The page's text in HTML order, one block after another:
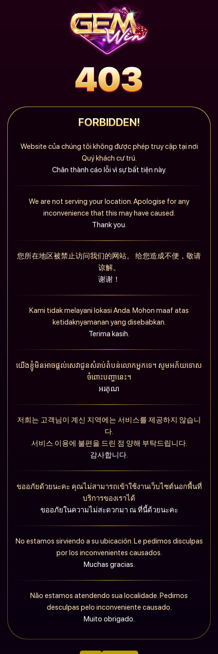
FORBIDDEN!
Website của chúng tôi không được phép truy cập tại nơi
Quý khách cư trú.
Chân thành cáo lỗi vì sự bất tiện này.
We are not serving your location. Apologise for any
inconvenience that this may have caused.
Thank you.
您所在地区被禁止访问我们的网站。 给您造成不便，敬请
谅解。
谢谢！
Kami tidak melayani lokasi Anda. Mohon maaf atas
ketidaknyamanan yang disebabkan.
Terima kasih.
យើងខ្ញុំមិនអាចផ្តល់សេវាជូនសំរាប់តំបន់លោកអ្នកទេ។ សូមអភ័យទោស
ចំពោះបញ្ហានេះ។
អរគុណ
저희는 고객님이 계신 지역에는 서비스를 제공하지 않습니
다.
서비스 이용에 불편을 드린 점 양해 부탁드립니다.
감사합니다.
ขออภัยด้วยนะคะ คุณไม่สามารถเข้าใช้งานเว็บไซต์นอกพื้นที่
บริการของเราได้
ขออภัยในความไม่สะดวกมา ณ ที่นี้ด้วยนะคะ
No estamos sirviendo a su ubicación. Le pedimos disculpas
por los inconvenientes causados.
Muchas gracias.
Não estamos atendendo sua localidade. Pedimos
desculpas pelo inconveniente causado.
Muito obrigado.